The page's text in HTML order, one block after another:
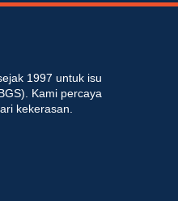
1997 untuk isu
Kami percaya
kekerasan.